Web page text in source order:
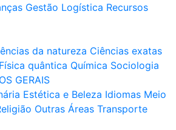
Gestão Logística Recursos
da natureza Ciências exatas
Física quântica Química Sociologia
GERAIS
Estética e Beleza Idiomas Meio
Outras Áreas Transporte